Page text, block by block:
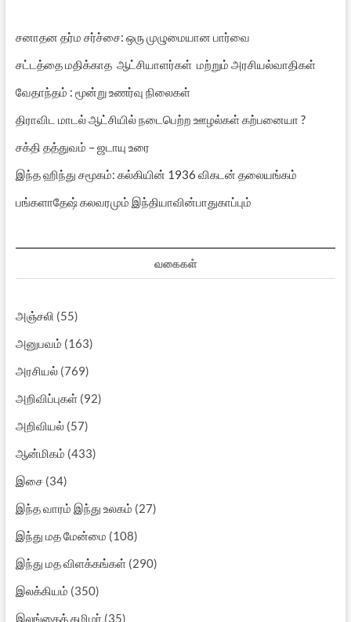
சனாதன தர்ம சர்ச்சை: ஒரு முழுமையான பார்வை
சட்டத்தை மதிக்காத ஆட்சியாளர்கள் மற்றும் அரசியல்வாதிகள்
வேதாந்தம் : மூன்று உணர்வு நிலைகள்
திராவிட மாடல் ஆட்சியில் நடைபெற்ற ஊழல்கள் கற்பனையா ?
சக்தி தத்துவம் – ஜடாயு உரை
இந்த ஹிந்து சமூகம்: கல்கியின் 1936 விகடன் தலையங்கம்
பங்களாதேஷ் கலவரமும் இந்தியாவின்பாதுகாப்பும்
வகைகள்
அஞ்சலி (55)
அனுபவம் (163)
அரசியல்(769)
அறிவிப்புகள்(92)
அறிவியல்(57)
ஆன்மிகம் (433)
இசை(34)
இந்த வாரம் இந்து உலகம் (27)
இந்து மத மேன்மை (108)
இந்து மத விளக்கங்கள்(290)
இலக்கியம் (350)
இலங்கைத் தமிழர் (35)